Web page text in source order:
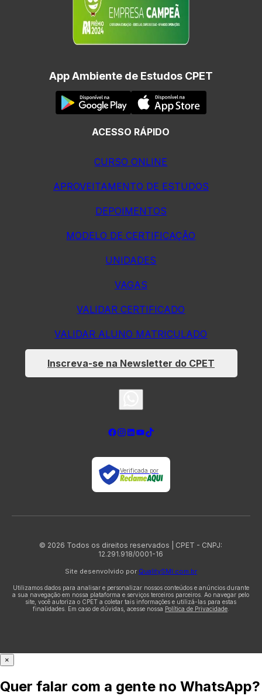
App Ambiente de Estudos CPET
ACESSO RÁPIDO
CURSO ONLINE
APROVEITAMENTO DE ESTUDOS
DEPOIMENTOS
MODELO DE CERTIFICAÇÃO
UNIDADES
VAGAS
VALIDAR CERTIFICADO
VALIDAR ALUNO MATRICULADO
Inscreva-se na Newsletter do CPET
Verificada por
© 2026 Todos os direitos reservados | CPET - CNPJ:
12.291.918/0001-16
Site desenvolvido por QualitySMI.com.br
Utilizamos dados para analisar e personalizar nossos conteúdos e anúncios durante
a sua navegação em nossa plataforma e serviços terceiros parceiros. Ao navegar pelo
site, você autoriza o CPET a coletar tais informações e utilizá-las para estas
finalidades. Em caso de dúvidas, acesse nossa Política de Privacidade
×
Quer falar com a gente no WhatsApp?